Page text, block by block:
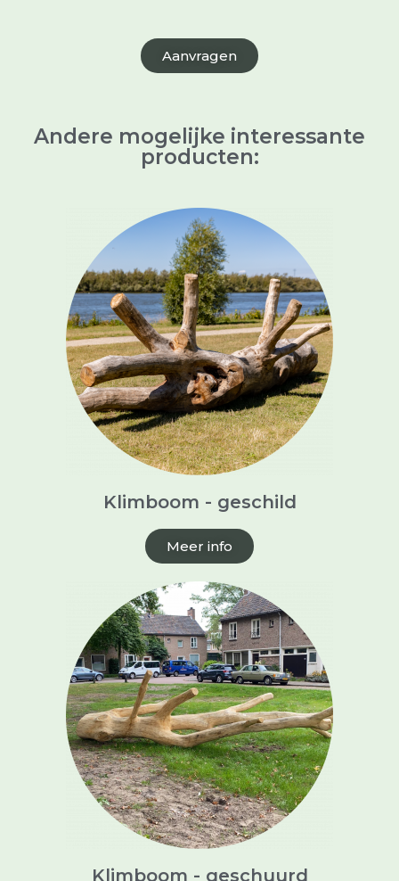
Aanvragen
Andere mogelijke interessante
producten:
Klimboom - geschild
Meer info
Klimboom - geschuurd